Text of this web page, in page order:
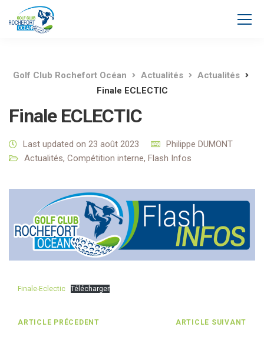
Golf Club Rochefort Océan Actualités
Actualités
Finale ECLECTIC
Finale ECLECTIC
Last updated on 23 août 2023
Philippe DUMONT
Actualités, Compétition interne, Flash Infos
Finale-Eclectic Télécharger
ARTICLE PRÉCEDENT ARTICLE SUIVANT